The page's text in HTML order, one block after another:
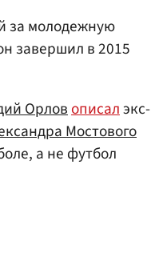
за молодежную
завершил в 2015
Орловописалэкс-
Мостового
а не футбол